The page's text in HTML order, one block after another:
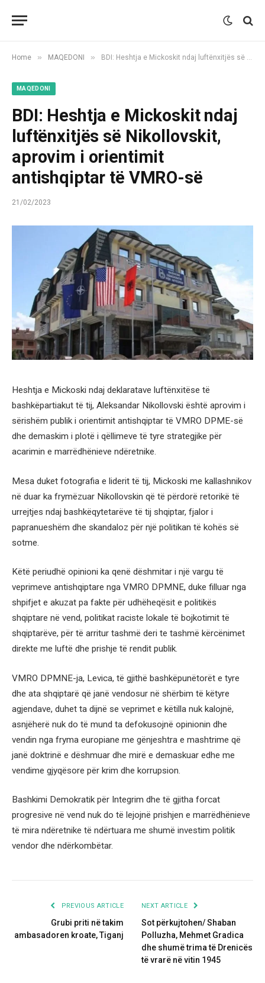
Home » MAQEDONI » BDI: Heshtja e Mickoskit ndaj luftënxitjës së Nikollovskit, aprovim i orientimit antishqiptar të VMRO-së
MAQEDONI
BDI: Heshtja e Mickoskit ndaj
luftënxitjës së Nikollovskit,
aprovim i orientimit
antishqiptar të VMRO-së
21/02/2023
Heshtja e Mickoski ndaj deklaratave luftënxitëse të
bashkëpartiakut të tij, Aleksandar Nikollovski është aprovim i
sërishëm publik i orientimit antishqiptar të VMRO DPME-së
dhe demaskim i plotë i qëllimeve të tyre strategjike për
acarimin e marrëdhënieve ndëretnike.
Mesa duket fotografia e liderit të tij, Mickoski me kallashnikov
në duar ka frymëzuar Nikollovskin që të përdorë retorikë të
urrejtjes ndaj bashkëqytetarëve të tij shqiptar, fjalor i
papranueshëm dhe skandaloz për një politikan të kohës së
sotme.
Këtë periudhë opinioni ka qenë dëshmitar i një vargu të
veprimeve antishqiptare nga VMRO DPMNE, duke filluar nga
shpifjet e akuzat pa fakte për udhëheqësit e politikës
shqiptare në vend, politikat raciste lokale të bojkotimit të
shqiptarëve, për të arritur tashmë deri te tashmë kërcënimet
direkte me luftë dhe prishje të rendit publik.
VMRO DPMNE-ja, Levica, të gjithë bashkëpunëtorët e tyre
dhe ata shqiptarë që janë vendosur në shërbim të këtyre
agjendave, duhet ta dijnë se veprimet e këtilla nuk kalojnë,
asnjëherë nuk do të mund ta defokusojnë opinionin dhe
vendin nga fryma europiane me gënjeshtra e mashtrime që
janë doktrinë e dëshmuar dhe mirë e demaskuar edhe me
vendime gjyqësore për krim dhe korrupsion.
Bashkimi Demokratik për Integrim dhe të gjitha forcat
progresive në vend nuk do të lejojnë prishjen e marrëdhënieve
të mira ndëretnike të ndërtuara me shumë investim politik
vendor dhe ndërkombëtar.
PREVIOUS ARTICLE
Grubi priti në takim
ambasadoren kroate, Tiganj
NEXT ARTICLE
Sot përkujtohen/ Shaban
Polluzha, Mehmet Gradica
dhe shumë trima të Drenicës
të vrarë në vitin 1945